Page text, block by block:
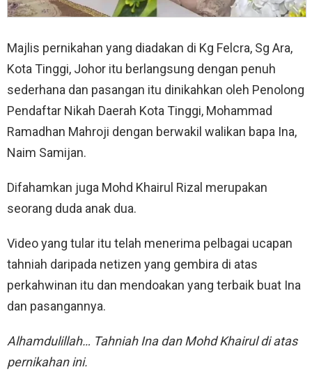
Majlis pernikahan yang diadakan di Kg Felcra, Sg Ara,
Kota Tinggi, Johor itu berlangsung dengan penuh
sederhana dan pasangan itu dinikahkan oleh Penolong
Pendaftar Nikah Daerah Kota Tinggi, Mohammad
Ramadhan Mahroji dengan berwakil walikan bapa Ina,
Naim Samijan.
Difahamkan juga Mohd Khairul Rizal merupakan
seorang duda anak dua.
Video yang tular itu telah menerima pelbagai ucapan
tahniah daripada netizen yang gembira di atas
perkahwinan itu dan mendoakan yang terbaik buat Ina
dan pasangannya.
Alhamdulillah… Tahniah Ina dan Mohd Khairul di atas
pernikahan ini.